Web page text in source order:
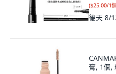
($25.00/1
後天 8/
膏, 1個,